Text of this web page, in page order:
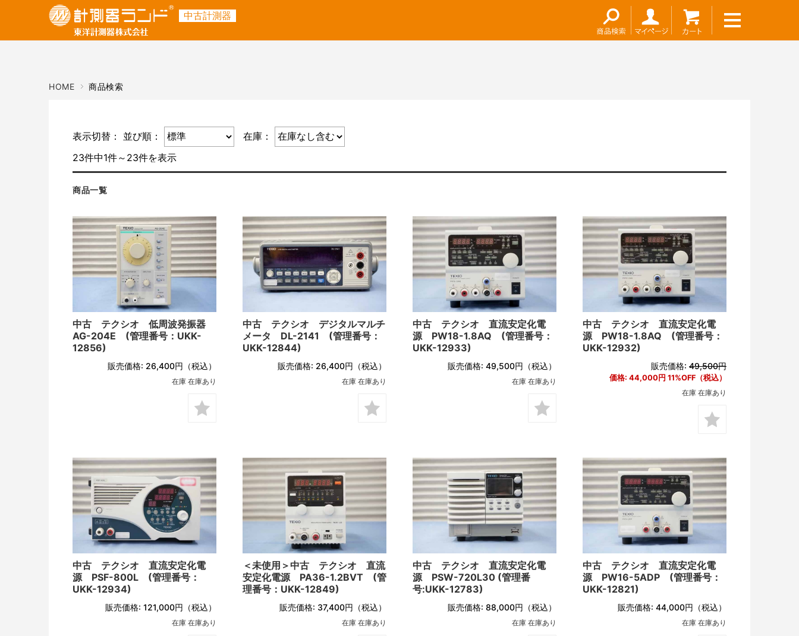
中古計測器
ご利用ガイド
共立電気計器
テストー
NetAlly
UNI-T
横河計測
リゴル
ローデ・シュワルツ
お問い合わせ
商品名・キーワード
HOME 商品検索
表示切替： 並び順：
在庫：
23件中1件～23件を表示
商品一覧
中古 テクシオ 低周波発振器
AG-204E (管理番号：UKK-
12856)
販売価格: 26,400円 （税込）
在庫 在庫あり
中古 テクシオ デジタルマルチ
メータ DL-2141 (管理番号：
UKK-12844)
販売価格: 26,400円 （税込）
在庫 在庫あり
中古 テクシオ 直流安定化電
源 PW18-1.8AQ (管理番号：
UKK-12933)
販売価格: 49,500円 （税込）
在庫 在庫あり
中古 テクシオ 直流安定化電
源 PW18-1.8AQ (管理番号：
UKK-12932)
販売価格: 49,500円
価格: 44,000円 11%OFF（税込）
在庫 在庫あり
中古 テクシオ 直流安定化電
源 PSF-800L (管理番号：
UKK-12934)
販売価格: 121,000円 （税込）
在庫 在庫あり
＜未使用＞中古 テクシオ 直流
安定化電源 PA36-1.2BVT (管
理番号：UKK-12849)
販売価格: 37,400円 （税込）
在庫 在庫あり
中古 テクシオ 直流安定化電
源 PSW-720L30 (管理番
号:UKK-12783)
販売価格: 88,000円 （税込）
在庫 在庫あり
中古 テクシオ 直流安定化電
源 PW16-5ADP (管理番号：
UKK-12821)
販売価格: 44,000円 （税込）
在庫 在庫あり